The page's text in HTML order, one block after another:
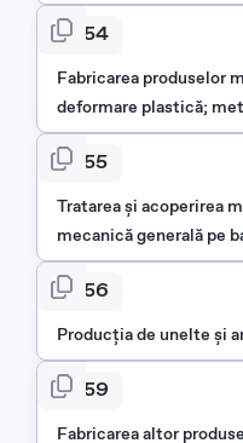
254
Fabricarea produselor
deformare plastică;
255
Tratarea şi acoperirea
mecanică generală pe
256
Producţia de unelte şi
259
Fabricarea altor